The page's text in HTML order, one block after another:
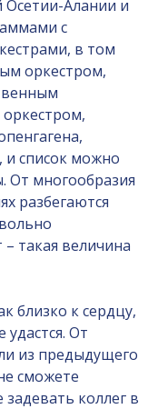
Осетии-Алании и
с
в том
оркестром,
список можно
От многообразия
разбегаются
– такая величина
близко к сердцу,
От
из предыдущего
сможете
коллег в